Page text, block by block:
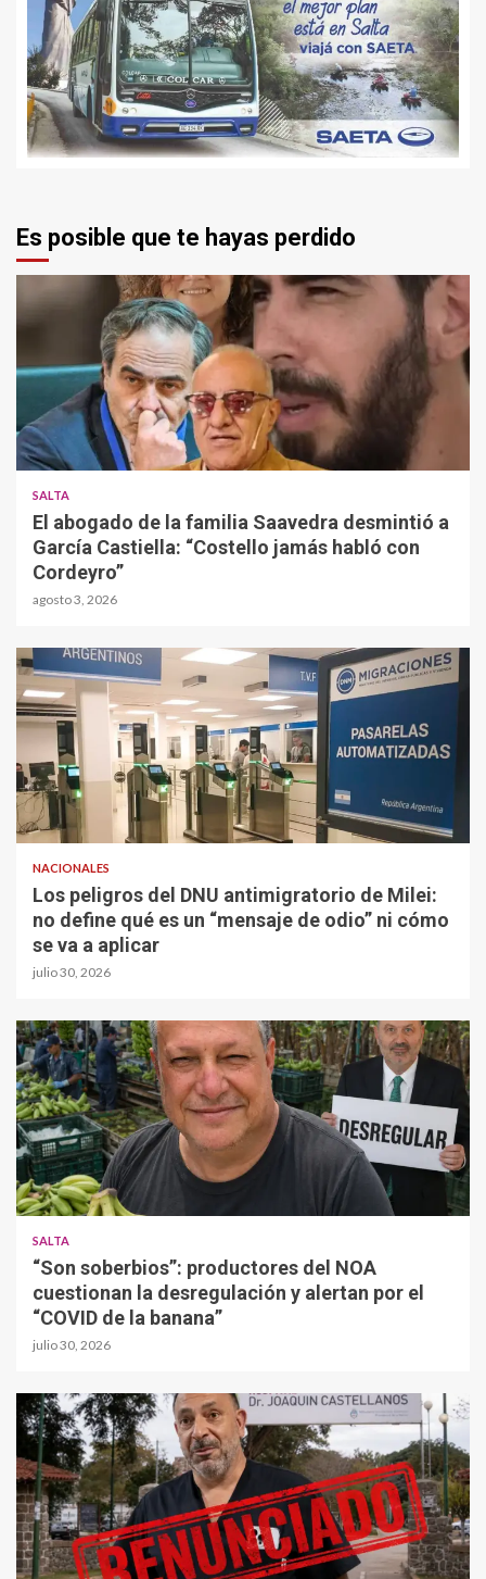
Es posible que te hayas perdido
SALTA
El abogado de la familia Saavedra desmintió a
García Castiella: “Costello jamás habló con
Cordeyro”
agosto 3, 2026
NACIONALES
Los peligros del DNU antimigratorio de Milei:
no define qué es un “mensaje de odio” ni cómo
se va a aplicar
julio 30, 2026
SALTA
“Son soberbios”: productores del NOA
cuestionan la desregulación y alertan por el
“COVID de la banana”
julio 30, 2026